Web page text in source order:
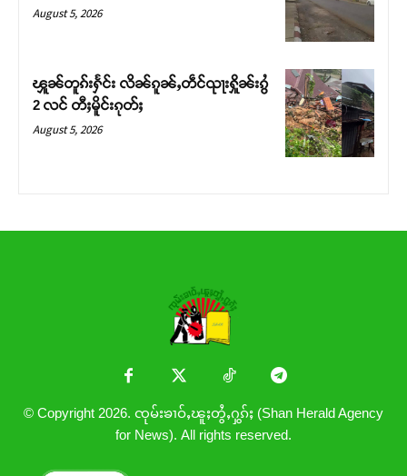
August 5, 2026
ၾူၼ်တူၵ်းႁႅင်း လိၼ်ၵူၼ်ႇတဵင်ၺႃးႁိူၼ်းၵွႆ
2 လင် တီႈမိူင်းၵုတ်ႈ
August 5, 2026
© Copyright 2026. ၸုမ်းၶၢဝ်ႇၽူႈတွႆႇႁွၵ်ႈ (Shan Herald Agency
for News). All rights reserved.